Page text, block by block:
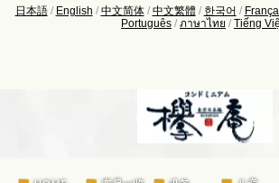
日本語/ English / 中文简体/ 中文繁體 / 한국어 /
Português / ภาษาไทย / Tiếng